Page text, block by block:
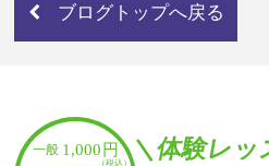
ブログトップへ戻る
＼体験レッ